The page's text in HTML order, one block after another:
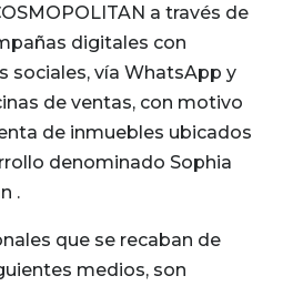
a través de
digitales con
sociales, vía WhatsApp y
de ventas, con motivo
de inmuebles ubicados
denominado Sophia
.
que se recaban de
medios, son